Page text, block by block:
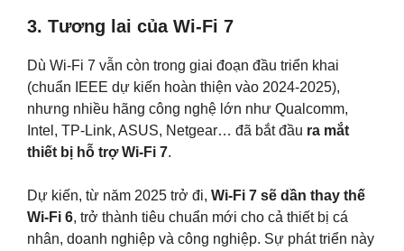
3. Tương lai của Wi-Fi 7
Dù Wi-Fi 7 vẫn còn trong giai đoạn đầu triển khai
(chuẩn IEEE dự kiến hoàn thiện vào 2024-2025),
nhưng nhiều hãng công nghệ lớn như Qualcomm,
Intel, TP-Link, ASUS, Netgear… đã bắt đầu ra mắt
thiết bị hỗ trợ Wi-Fi 7.
Dự kiến, từ năm 2025 trở đi, Wi-Fi 7 sẽ dần thay thế
Wi-Fi 6, trở thành tiêu chuẩn mới cho cả thiết bị cá
nhân, doanh nghiệp và công nghiệp. Sự phát triển này